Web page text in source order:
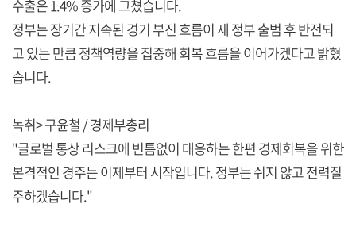
수출은 1.4% 증가에 그쳤습니다.
정부는 장기간 지속된 경기 부진 흐름이 새 정부 출범 후 반전되
고 있는 만큼 정책역량을 집중해 회복 흐름을 이어가겠다고 밝혔
습니다.
녹취> 구윤철 / 경제부총리
"글로벌 통상 리스크에 빈틈없이 대응하는 한편 경제회복을 위한
본격적인 경주는 이제부터 시작입니다. 정부는 쉬지 않고 전력질
주하겠습니다."